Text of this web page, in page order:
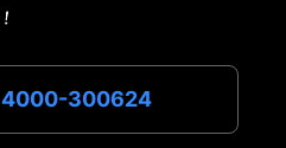
4000-300624